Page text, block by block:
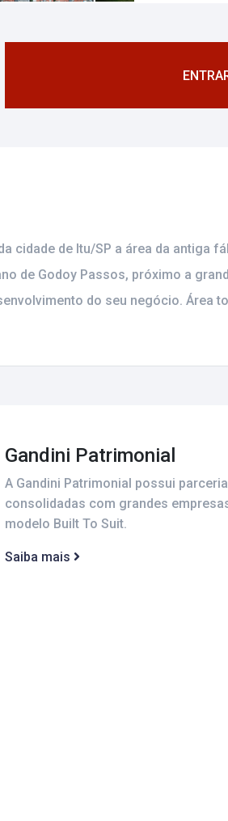
cidade de Itu/SP a área da antiga
de Godoy Passos, próximo a
do seu negócio. Área
Gandini Patrimonial
A Gandini Patrimonial possui
consolidadas com grandes
modelo Built To Suit.
Saiba mais